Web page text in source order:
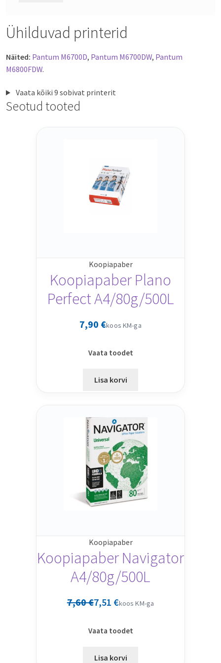
Ühilduvad printerid
Näited: Pantum M6700D, Pantum M6700DW, Pantum
M6800FDW.
Vaata kõiki 9 sobivat printerit
Seotud tooted
Koopiapaber
Koopiapaber Plano
Perfect A4/80g/500L
7,90 €koos KM-ga
Vaata toodet
Lisa korvi
Koopiapaber
Koopiapaber Navigator
A4/80g/500L
7,60€7,51 €koos KM-ga
Vaata toodet
Lisa korvi